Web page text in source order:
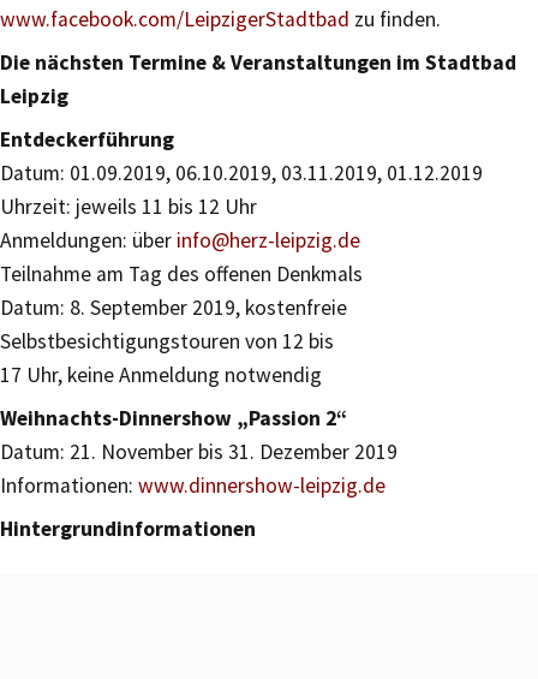
www.facebook.com/LeipzigerStadtbad zu finden.
Die nächsten Termine & Veranstaltungen im Stadtbad
Leipzig
Entdeckerführung
Datum: 01.09.2019, 06.10.2019, 03.11.2019, 01.12.2019
Uhrzeit: jeweils 11 bis 12 Uhr
Anmeldungen: über info@herz-leipzig.de
Teilnahme am Tag des offenen Denkmals
Datum: 8. September 2019, kostenfreie
Selbstbesichtigungstouren von 12 bis
17 Uhr, keine Anmeldung notwendig
Weihnachts-Dinnershow „Passion 2“
Datum: 21. November bis 31. Dezember 2019
Informationen: www.dinnershow-leipzig.de
Hintergrundinformationen